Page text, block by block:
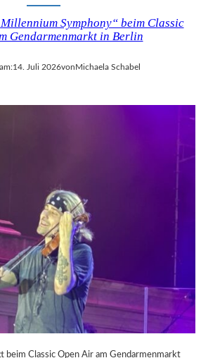
Symphony“ beim Classic
Gendarmenmarkt in Berlin
14. Juli 2026vonMichaela Schabel
Classic Open Air am Gendarmenmarkt